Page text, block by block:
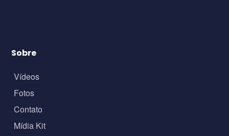
Sobre
Vídeos
Fotos
Contato
Mídia Kit